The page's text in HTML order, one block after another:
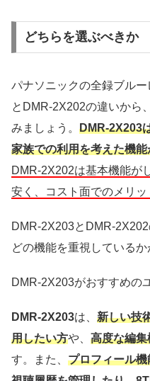
どちらを選ぶべきか
パナソニックの全録ブル
とDMR-2X202の違いから
みましょう。 DMR-2X203
家族での利用を考えた機
DMR-2X202は基本機能が
安く、コスト面でのメリッ
DMR-2X203とDMR-
どの機能を重視している
DMR-2X203がおすすめの
DMR-2X203は、 新しい技
用したい方や、 高度な編
す。また、 プロフィール